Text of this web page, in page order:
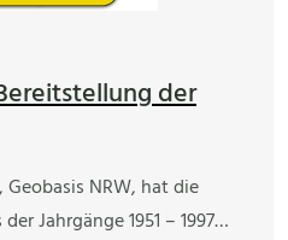
der
NRW, hat die
Jahrgänge 1951 – 1997…